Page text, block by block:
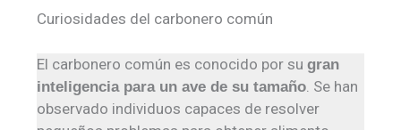
Curiosidades del carbonero común
El carbonero común es conocido por sugran
inteligencia para un ave de su tamaño . Se han
observado individuos capaces de resolver